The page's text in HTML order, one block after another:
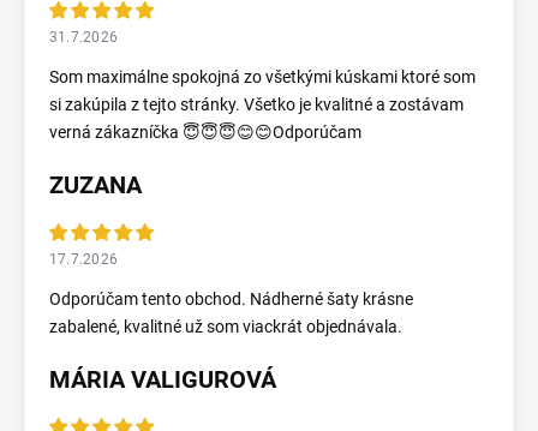
31.7.2026
Som maximálne spokojná zo všetkými kúskami ktoré som
si zakúpila z tejto stránky. Všetko je kvalitné a zostávam
verná zákazníčka 😇😇😇😊😊Odporúčam
ZUZANA
17.7.2026
Odporúčam tento obchod. Nádherné šaty krásne
zabalené, kvalitné už som viackrát objednávala.
MÁRIA VALIGUROVÁ